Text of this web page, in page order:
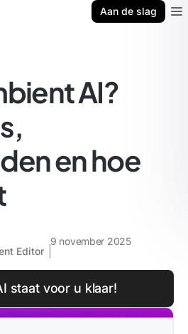
Aan de slag
AI?
en hoe
Editor
9 november 2025
staat voor u klaar!